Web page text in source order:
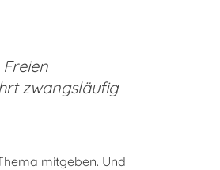
zwangsläufig
mitgeben. Und